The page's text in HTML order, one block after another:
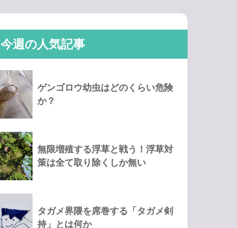
今週の人気記事
ゲンゴロウ幼虫はどのくらい危険
か？
無限増殖する浮草と戦う！浮草対
策は全て取り除くしか無い
タガメ界隈を席巻する「タガメ剣
持」とは何か